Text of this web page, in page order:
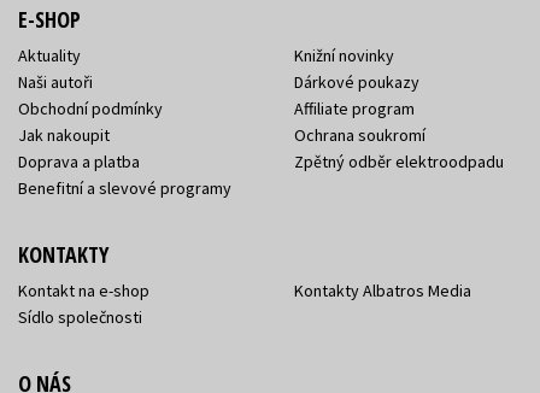
E-SHOP
Aktuality
Naši autoři
Obchodní podmínky
Jak nakoupit
Doprava a platba
Benefitní a slevové programy
Knižní novinky
Dárkové poukazy
Affiliate program
Ochrana soukromí
Zpětný odběr elektroodpadu
KONTAKTY
Kontakt na e-shop
Sídlo společnosti
Kontakty Albatros Media
O NÁS